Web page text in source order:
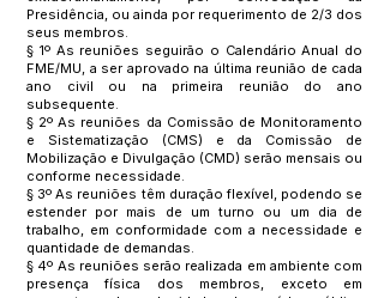
Presidência, ou ainda por requerimento de 2/3 dos
seus membros.
§ 1º As reuniões seguirão o Calendário Anual do
FME/MU, a ser aprovado na última reunião de cada
ano civil ou na primeira reunião do ano
subsequente.
§ 2º As reuniões da Comissão de Monitoramento
e Sistematização (CMS) e da Comissão de
Mobilização e Divulgação (CMD) serão mensais ou
conforme necessidade.
§ 3º As reuniões têm duração flexível, podendo se
estender por mais de um turno ou um dia de
trabalho, em conformidade com a necessidade e
quantidade de demandas.
§ 4º As reuniões serão realizada em ambiente com
presença física dos membros, exceto em